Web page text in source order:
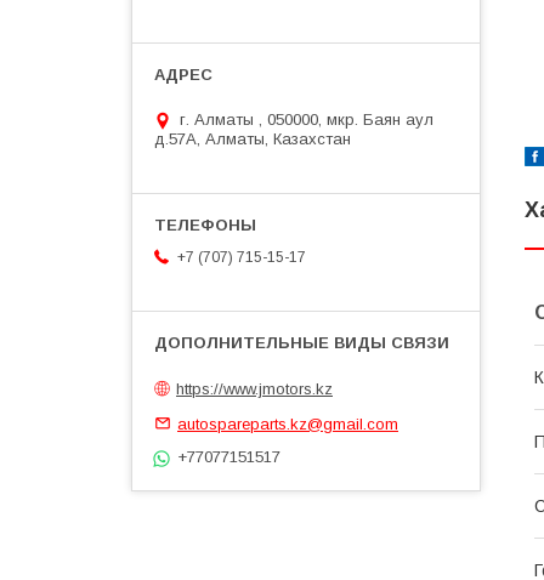
г. Алматы , 050000, мкр. Баян аул
д.57А, Алматы, Казахстан
+7 (707) 715-15-17
https://www.jmotors.kz
autospareparts.kz@gmail.com
+77077151517